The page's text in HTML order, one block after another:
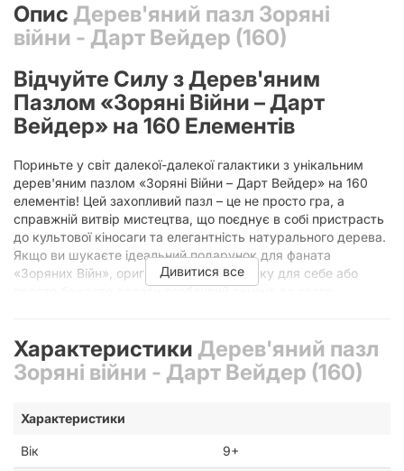
Опис Дерев'яний пазл Зоряні
війни - Дарт Вейдер (160)
Відчуйте Силу з Дерев'яним
Пазлом «Зоряні Війни – Дарт
Вейдер» на 160 Елементів
Пориньте у світ далекої-далекої галактики з унікальним
дерев'яним пазлом «Зоряні Війни – Дарт Вейдер» на 160
елементів! Цей захопливий пазл – це не просто гра, а
справжній витвір мистецтва, що поєднує в собі пристрасть
до культової кіносаги та елегантність натурального дерева.
Якщо ви шукаєте ідеальний подарунок для фаната
«Зоряних Війн», оригінальну головоломку для себе або
просто бажаєте додати особливий акцент до свого
найвпізнаваніших і найхаризматичніших персонажів в історії
кінематографа. Його зловісний образ, могутня присутність
складаєте картинку – ви занурюєтеся в епічну сагу,
відновлюючи шматочок за шматочком величний портрет
Дивитися все
Характеристики Дерев'яний пазл
Зоряні війни - Дарт Вейдер (160)
Характеристики
Вік 9+